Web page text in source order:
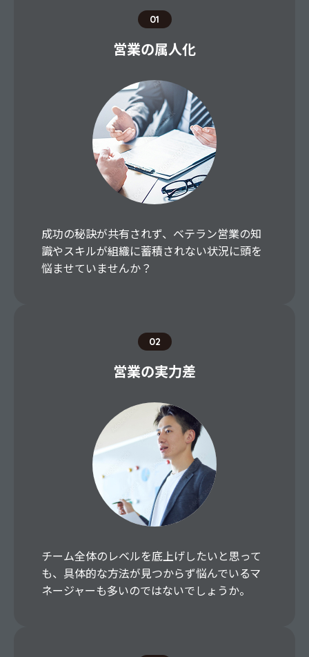
01
営業の属人化
成功の秘訣が共有されず、ベテラン営業の知
識やスキルが組織に蓄積されない状況に頭を
悩ませていませんか？
02
営業の実力差
チーム全体のレベルを底上げしたいと思って
も、具体的な方法が見つからず悩んでいるマ
ネージャーも多いのではないでしょうか。